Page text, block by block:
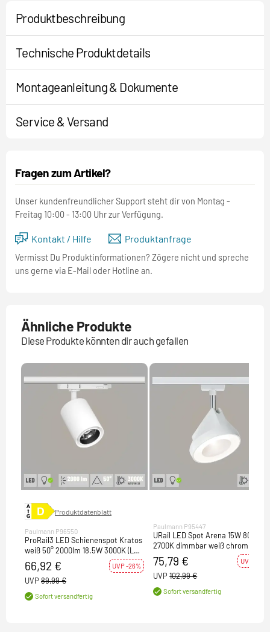
Produktbeschreibung
Technische Produktdetails
Montageanleitung & Dokumente
Service & Versand
Fragen zum Artikel?
Unser kundenfreundlicher Support steht dir von Montag -
Freitag 10:00 - 13:00 Uhr zur Verfügung.
Kontakt / Hilfe Produktanfrage
Vermisst Du Produktinformationen? Zögere nicht und spreche
uns gerne via E-Mail oder Hotline an.
Ähnliche Produkte
Diese Produkte könnten dir auch gefallen
Produktdatenblatt
Paulmann P96550
ProRail3 LED Schienenspot Kratos
weiß 50° 2000lm 18.5W 3000K (LED
fest verbaut)
66,92 € UVP -26%
UVP 89,99 €
Sofort versandfertig
Paulmann P95447
URail LED Spot Arena 15W 800lm
2700K dimmbar weiß chrom (LED
fest verbaut)
75,79 € UVP -26%
UVP 102,99 €
Sofort versandfertig